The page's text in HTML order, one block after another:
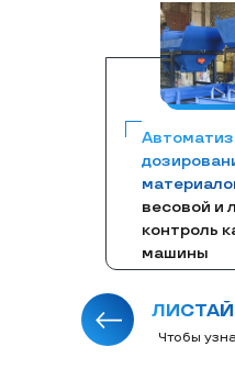
весовой и
контроль
машины
Чтобы